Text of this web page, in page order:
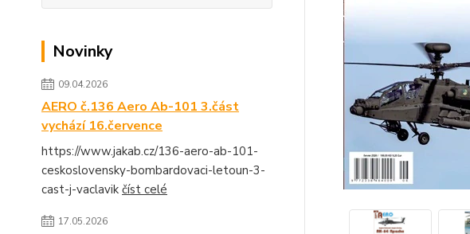
Novinky
09.04.2026
AERO č.136 Aero Ab-101 3.část
vychází 16.července
https://www.jakab.cz/136-aero-ab-101-
ceskoslovensky-bombardovaci-letoun-3-
cast-j-vaclavik číst celé
17.05.2026